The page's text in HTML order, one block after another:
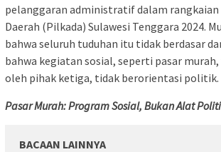
pelanggaran administratif dalam
Daerah (Pilkada) Sulawesi Tenggara 2024.
bahwa seluruh tuduhan itu tidak berdasar
bahwa kegiatan sosial, seperti pasar murah,
oleh pihak ketiga, tidak berorientasi politik.
Pasar Murah: Program Sosial, Bukan Alat
BACAAN LAINNYA